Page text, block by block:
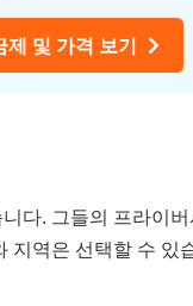
제 및 가격 보기
다. 그들의 프라이
역은 선택할 수 있